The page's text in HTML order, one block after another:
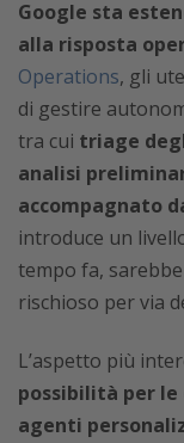
Google sta
alla risposta
Operations, gli
di gestire
tra cui triage
analisi
accompagnato
introduce un
tempo fa,
rischioso per via
L’aspetto più
possibilità per
agenti